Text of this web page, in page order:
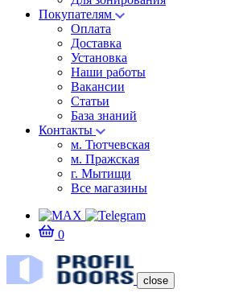
Покупателям
Оплата
Доставка
Установка
Наши работы
Вакансии
Статьи
База знаний
Контакты
м. Тютчевская
м. Пражская
г. Мытищи
Все магазины
0
close